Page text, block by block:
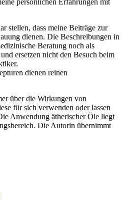
stellen, dass meine Beiträge zur
dienen. Die Beschreibungen in
Beratung noch als
ersetzen nicht den Besuch beim
dienen reinen
über die Wirkungen von
für sich verwenden oder lassen
Anwendung ätherischer Öle liegt
Die Autorin übernimmt